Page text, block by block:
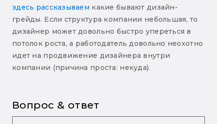
здесь рассказываем какие бывают дизайн-
грейды. Если структура компании небольшая, то
дизайнер может довольно быстро упереться в
потолок роста, а работодатель довольно неохотно
идет на продвижение дизайнера внутри
компании (причина проста: некуда).
Вопрос & ответ